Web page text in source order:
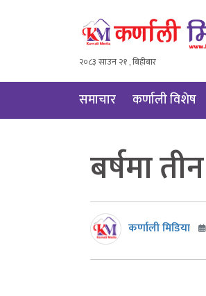
२०८३ साउन २१ , बिहीबार
समाचार कर्णाली विशेष
बर्षमा
कर्णाली मिडिया